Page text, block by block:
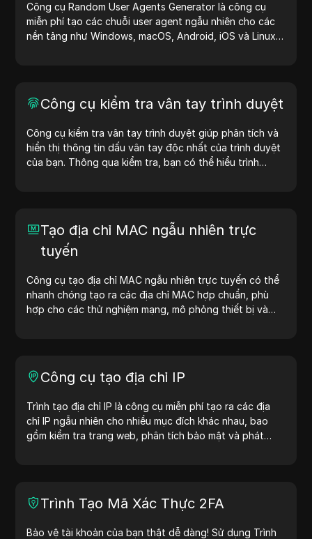
Công cụ Random User Agents Generator là công cụ
miễn phí tạo các chuỗi user agent ngẫu nhiên cho các
nền tảng như Windows, macOS, Android, iOS và Linux.
Đơn giản hóa quy trình làm việc của bạn—bắt đầu tạo
user agent ngay hôm nay!
Công cụ kiểm tra vân tay trình duyệt
Công cụ kiểm tra vân tay trình duyệt giúp phân tích và
hiển thị thông tin dấu vân tay độc nhất của trình duyệt
của bạn. Thông qua kiểm tra, bạn có thể hiểu trình
Tạo địa chỉ MAC ngẫu nhiên trực
tuyến
Công cụ tạo địa chỉ MAC ngẫu nhiên trực tuyến có thể
nhanh chóng tạo ra các địa chỉ MAC hợp chuẩn, phù
hợp cho các thử nghiệm mạng, mô phỏng thiết bị và
Công cụ tạo địa chỉ IP
Trình tạo địa chỉ IP là công cụ miễn phí tạo ra các địa
chỉ IP ngẫu nhiên cho nhiều mục đích khác nhau, bao
gồm kiểm tra trang web, phân tích bảo mật và phát
riêng tư và nhiều mục đích khác. Đơn giản hóa quy trình
làm việc và cải thiện quá trình phát triển — tạo địa chỉ
Trình Tạo Mã Xác Thực 2FA
Bảo vệ tài khoản của bạn thật dễ dàng! Sử dụng Trình